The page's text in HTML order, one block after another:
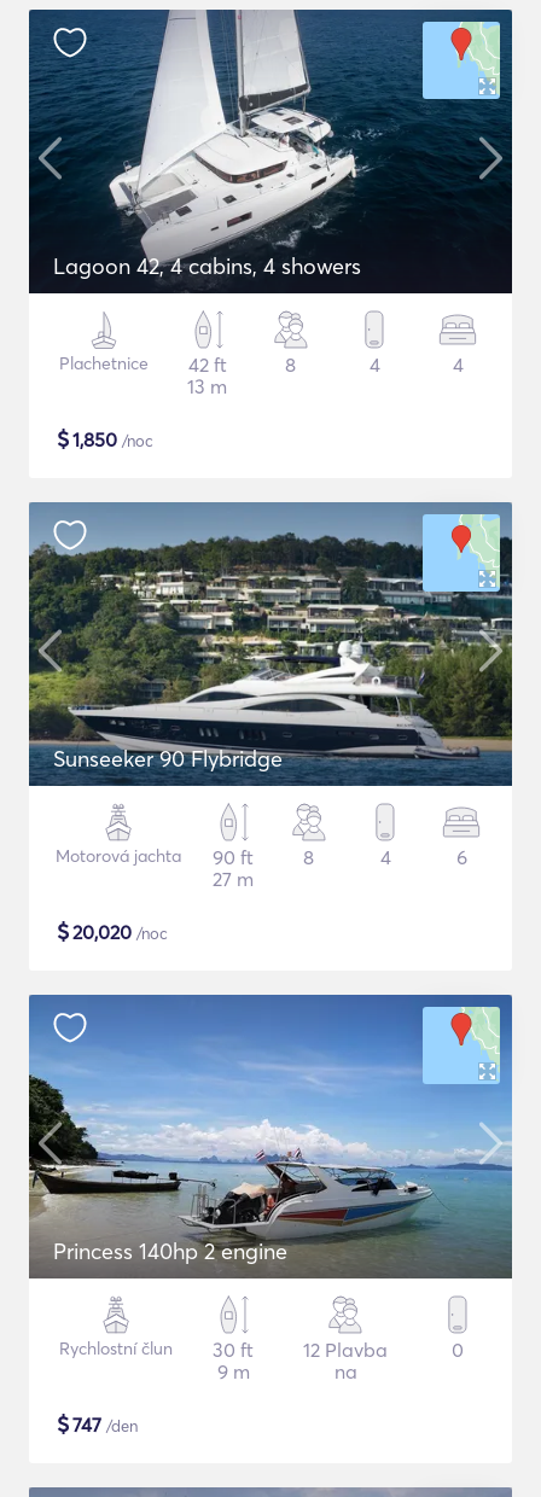
Lagoon 42, 4 cabins, 4 showers
Plachetnice
42 ft
13 m
8 4 4
$1,850 /noc
Sunseeker 90 Flybridge
Motorová jachta
90 ft
27 m
8 4 6
$20,020 /noc
Princess 140hp 2 engine
Rychlostní člun
30 ft
9 m
12 Plavba
na
0
$747 /den